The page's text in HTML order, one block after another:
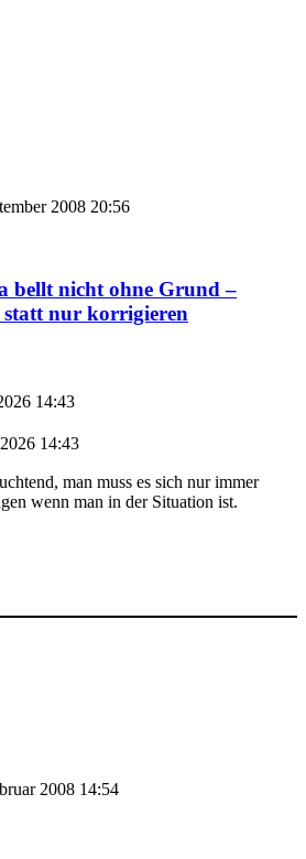
2008 20:56
bellt nicht ohne Grund –
statt nur korrigieren
14:43
14:43
man muss es sich nur immer
wenn man in der Situation ist.
2008 14:54